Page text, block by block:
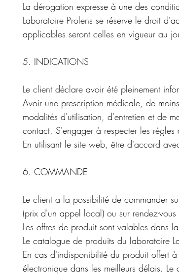
La dérogation expresse à une des
Laboratoire Prolens se réserve le droit
applicables seront celles en vigueur au
5. INDICATIONS
Le client déclare avoir été pleinement
Avoir une prescription médicale, de
modalités d'utilisation, d'entretien et de
contact, S'engager à respecter les
En utilisant le site web, être d'accord
6. COMMANDE
Le client a la possibilité de commander
(prix d'un appel local) ou sur rendez-
Les offres de produit sont valables dans
Le catalogue de produits du laboratoire
En cas d'indisponibilité du produit offert
électronique dans les meilleurs délais.